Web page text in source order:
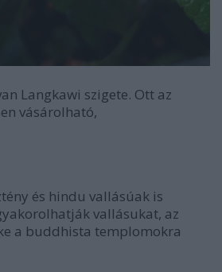
Langkawi szigete. Ott az
vásárolható,
és hindu vallásúak is
vallásukat, az
a buddhista templomokra